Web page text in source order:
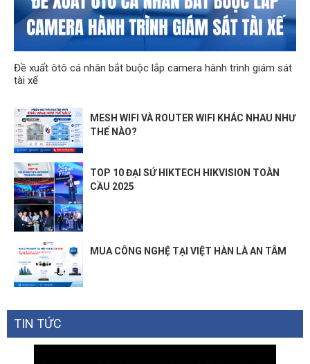
Đề xuất ôtô cá nhân bắt buộc lắp camera hành trình giám sát
tài xế
MESH WIFI VÀ ROUTER WIFI KHÁC NHAU NHƯ
THẾ NÀO?
TOP 10 ĐẠI SỨ HIKTECH HIKVISION TOÀN
CẦU 2025
MUA CÔNG NGHỆ TẠI VIỆT HÀN LÀ AN TÂM
TIN TỨC